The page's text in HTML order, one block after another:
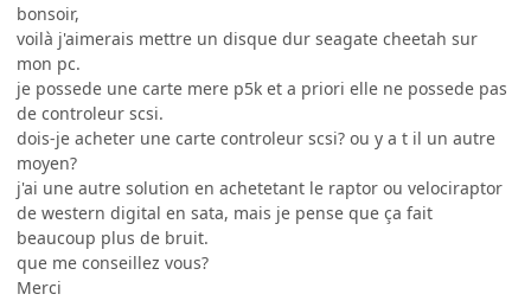
bonsoir,
voilà j'aimerais mettre un disque dur seagate cheetah sur
mon pc.
je possede une carte mere p5k et a priori elle ne possede pas
de controleur scsi.
dois-je acheter une carte controleur scsi? ou y a t il un autre
moyen?
j'ai une autre solution en achetetant le raptor ou velociraptor
de western digital en sata, mais je pense que ça fait
beaucoup plus de bruit.
que me conseillez vous?
Merci